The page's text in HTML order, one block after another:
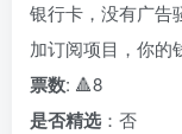
银行卡，没有广告
加订阅项目，你的
票数: 🔺8
是否精选 ：否